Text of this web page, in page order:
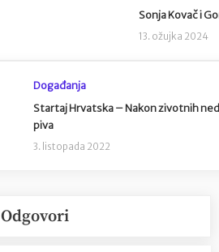
Sonja Kovač i
13. ožujka 2024
Događanja
Startaj Hrvatska – Nakon zivotnih
piva
3. listopada 2022
Odgovori